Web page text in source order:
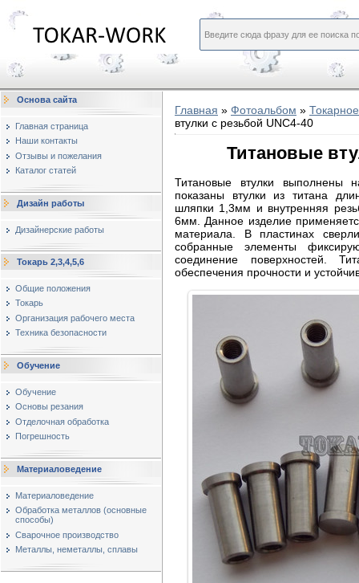
Основа сайта
Главная страница
Наши контакты
Отзывы и пожелания
Каталог статей
Дизайн работы
Дизайнерские работы
Токарь 2,3,4,5,6
Общие положения
Токарь
Организация рабочего места
Техника безопасности
Обучение
Обучение
Основы резания
Отделочная обработка
Погрешность
Материаловедение
Материаловедение
Обработка металлов (основные
способы)
Сварочное производство
Металлы, неметаллы, сплавы
Главная » Фотоальбом »
втулки с резьбой UNC4-40
Титановые
Титановые втулки
показаны втулки из титана
шляпки 1,3мм и внутренняя
6мм. Данное изделие
материала. В пластинах
собранные элементы
соединение поверхностей.
обеспечения прочности и